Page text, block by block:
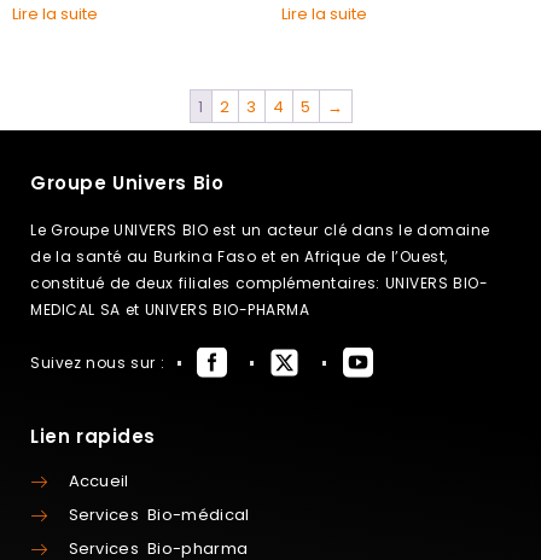
Lire la suite
Lire la suite
1 2 3 4 5 →
Groupe Univers Bio
Le Groupe UNIVERS BIO est un acteur clé dans le domaine
de la santé au Burkina Faso et en Afrique de l’Ouest,
constitué de deux filiales complémentaires: UNIVERS BIO-
MEDICAL SA et UNIVERS BIO-PHARMA
Suivez nous sur :
Lien rapides
Accueil
Services Bio-médical
Services Bio-pharma